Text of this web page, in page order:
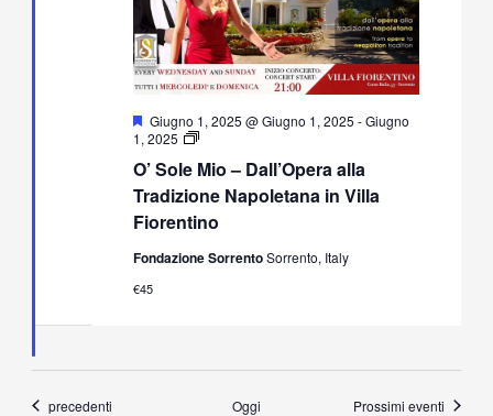
O’ Sole Mio – Dall’Opera alla
Tradizione Napoletana in Villa
Fiorentino
Segnalati
Giugno 1, 2025 @ Giugno 1, 2025 -Giugno
1, 2025
O’
Mio
–
Dall’Opera
alla
Napoletana
Fondazione SorrentoSorrento, Italy
€45
Eventi
precedenti Oggi Prossimi eventi